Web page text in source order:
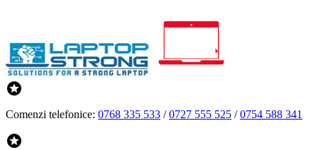

Comenzi telefonice: 0768 335 533 /0727 555 525 /0754 588 341
